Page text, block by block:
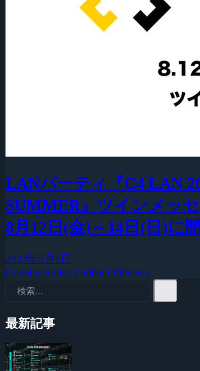
LANパーティ『C4 LAN
SUMMER』ツインメッ
8月12日(金)～14日(日)に
2022年5月1日
Counter-Strike: Global Offensive
最新記事